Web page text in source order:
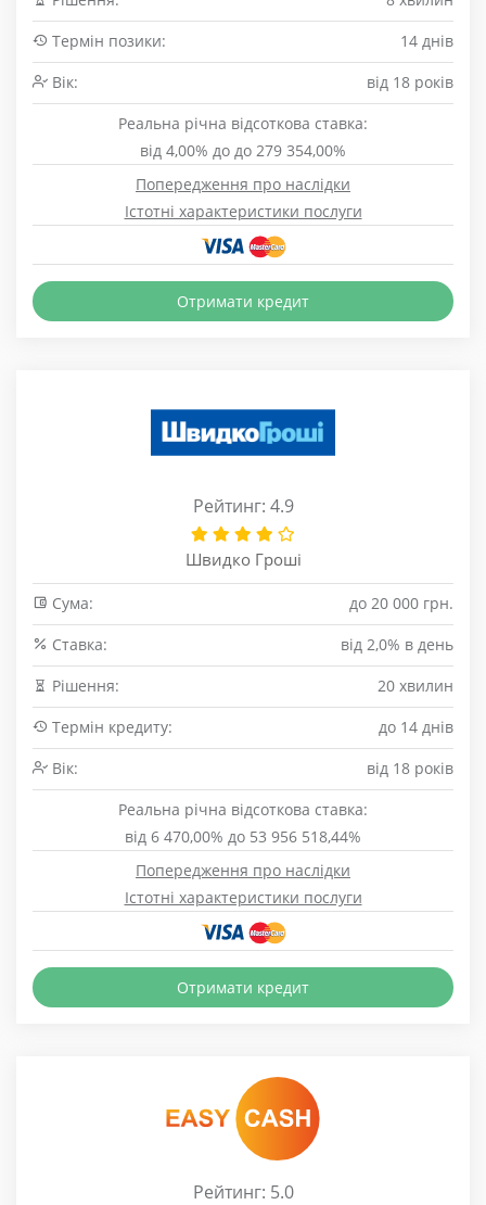
Термін позики:
14 днів
Вік:
від 18 років
Реальна річна відсоткова ставка:
від 4,00% до до 279 354,00%
Попередження про наслідки
Істотні характеристики послуги
Отримати кредит
Рейтинг: 4.9
Швидко Гроші
Сума:
до 20 000 грн.
Cтавка:
від 2,0% в день
Рішення:
20 хвилин
Термін кредиту:
до 14 днів
Вік:
від 18 років
Реальна річна відсоткова ставка:
від 6 470,00% до 53 956 518,44%
Попередження про наслідки
Істотні характеристики послуги
Отримати кредит
Рейтинг: 5.0